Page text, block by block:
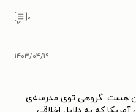
۰
۱۴۰۳/۰۴/۱۹
هست. گروهی توی مدرسه‌ی